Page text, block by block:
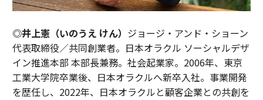
◎井上憲（いのうえ けん） ジョージ・アンド・ショーン
代表取締役／共同創業者。日本オラクル ソーシャルデザ
イン推進本部 本部長兼務。社会起業家。2006年、東京
工業大学院卒業後、日本オラクルへ新卒入社。事業開発
を歴任し、2022年、日本オラクルと顧客企業との共創を